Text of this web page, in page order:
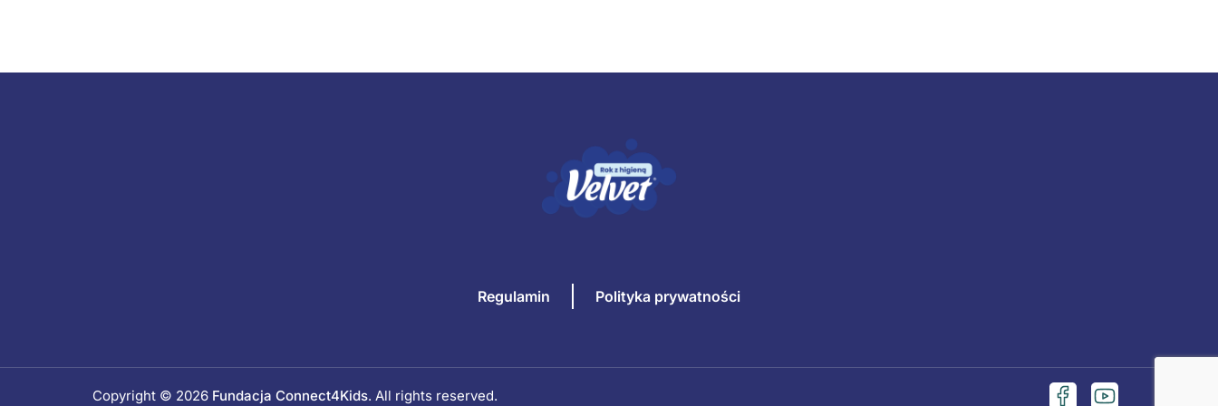
Regulamin Polityka prywatności
Copyright © 2026 Fundacja Connect4Kids. All rights reserved.